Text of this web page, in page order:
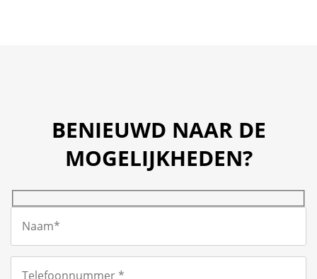
BENIEUWD NAAR DE
MOGELIJKHEDEN?